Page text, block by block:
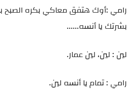
رامي :أوك هتفق معاكي بكره الصبح
بشرتك يا أنسه......
لين : لين، لين عمار.
رامي : تمام يا أنسه لين.